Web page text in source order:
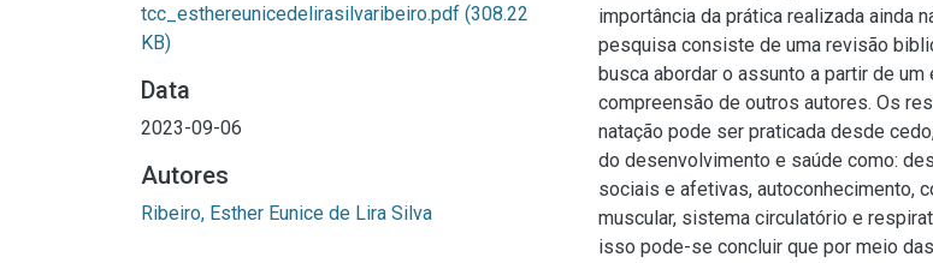
tcc_esthereunicedelirasilvaribeiro.pdf (308.22
KB)
Data
2023-09-06
Autores
Ribeiro, Esther Eunice de Lira Silva
importância da prática realizada ainda
pesquisa consiste de uma revisão
busca abordar o assunto a partir de
compreensão de outros autores. Os
natação pode ser praticada desde
do desenvolvimento e saúde como:
sociais e afetivas, autoconhecimento,
muscular, sistema circulatório e
isso pode-se concluir que por meio